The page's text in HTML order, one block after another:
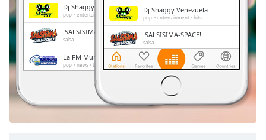
Chapters
Descriptions
descriptions
off,
Subtitles
subtitles
Dj Shaggy Venezuela
pop entertainment hits
¡SALSISIMA-SPACE!
salsa
La FM Mundial
pop news talk latin entertainment
spanish
Dj Shaggy Venezuela
pop entertainment hits
¡SALSISIMA-SPACE!
salsa
La FM Mundial
pop news latin entertainment
Exitos FM
news spanish